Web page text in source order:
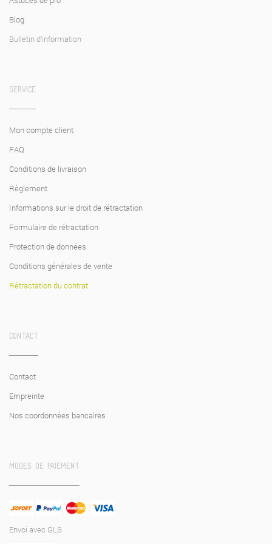
20°C tapeziert, Luftzug sollte vermieden werden (im Winter mäßig
heizen, Fenster geschlossen halten). Überstehende Ränder können
werden.
Blog
Bulletin d'information
SERVICE
Mon compte client
FAQ
Conditions de livraison
Règlement
Informations sur le droit de rétractation
Formulaire de rétractation
Protection de données
Conditions générales de vente
Rétractation du contrat
CONTACT
Contact
Empreinte
Nos coordonnées bancaires
MODES DE PAIEMENT
Envoi avec GLS